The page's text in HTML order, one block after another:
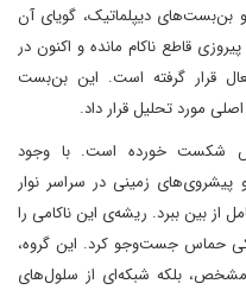
بن‌بست‌های دیپلماتیک، گویای آن
قاطع ناکام مانده و اکنون در
قرار گرفته است. این بن‌بست
شکست خورده است. با وجود
پیشروی‌های زمینی در سراسر نوار
از بین ببرد. ریشه‌ی این ناکامی را
حماس جست‌وجو کرد. این گروه،
بلکه شبکه‌ای از سلول‌های